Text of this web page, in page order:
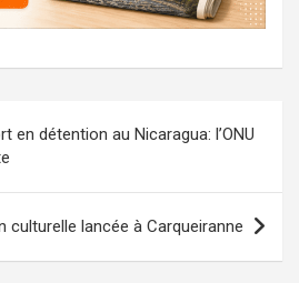
en détention au Nicaragua: l’ONU
culturelle lancée à Carqueiranne